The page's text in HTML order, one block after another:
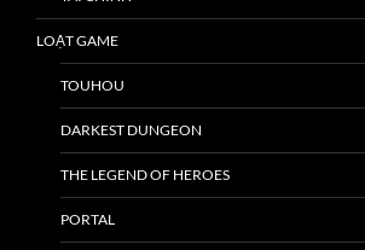
LOẠT GAME
TOUHOU
DARKEST DUNGEON
THE LEGEND OF HEROES
PORTAL